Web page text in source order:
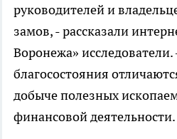
руководителей и
замов, - рассказали
Воронежа»
благосостояния
добыче полезных
финансовой деятельности.